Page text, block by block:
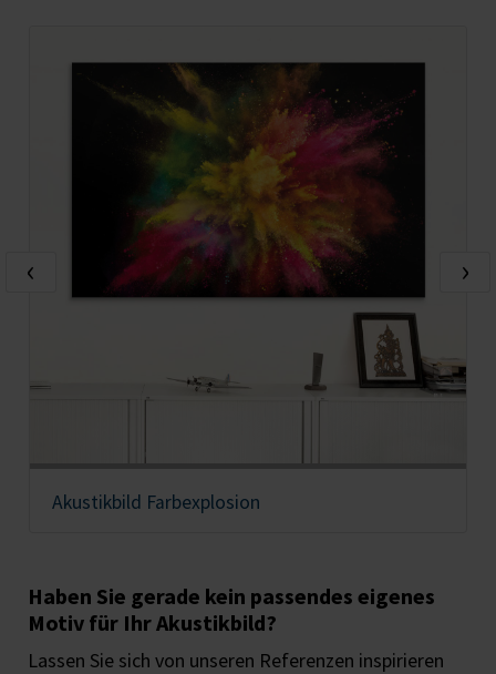
Akustikbild Farbexplosion
‹ ›
Haben Sie gerade kein passendes eigenes
Motiv für Ihr Akustikbild?
Lassen Sie sich von unseren Referenzen inspirieren